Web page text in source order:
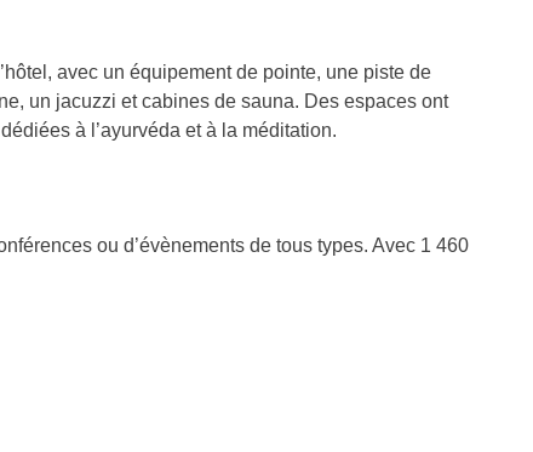
avec un équipement de pointe, une piste de
un jacuzzi et cabines de sauna. Des espaces ont
à l’ayurvéda et à la méditation.
ou d’évènements de tous types. Avec 1 460